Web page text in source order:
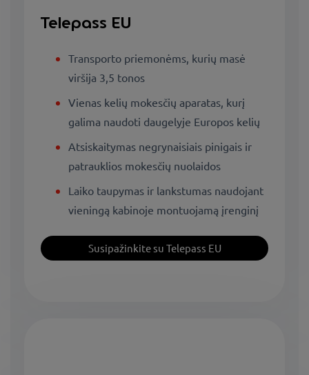
Telepass EU
Transporto priemonėms, kurių masė
viršija 3,5 tonos
Vienas kelių mokesčių aparatas, kurį
galima naudoti daugelyje Europos kelių
Atsiskaitymas negrynaisiais pinigais ir
patrauklios mokesčių nuolaidos
Laiko taupymas ir lankstumas naudojant
vieningą kabinoje montuojamą įrenginį
Susipažinkite su Telepass EU